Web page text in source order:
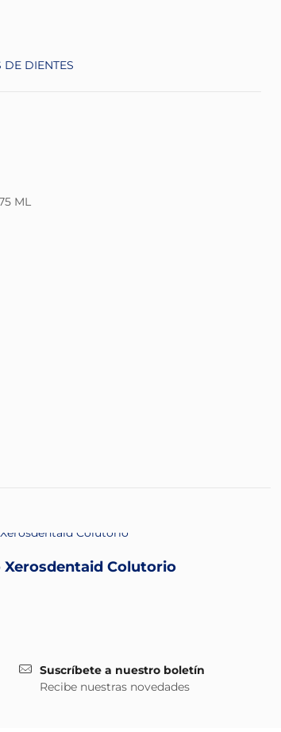
DE DIENTES
ML
Colutorio
Suscríbete a nuestro boletín
Recibe nuestras novedades